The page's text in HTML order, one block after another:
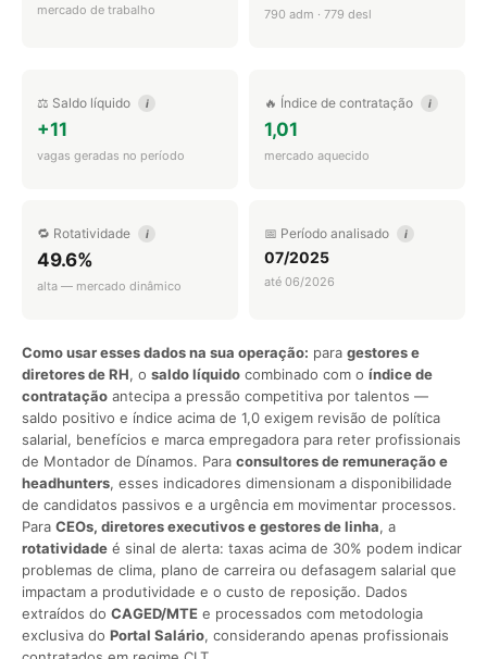
mercado de trabalho 790 adm · 779 desl
⚖️ Saldo líquido i
+11
vagas geradas no período
🔥 Índice de contratação i
1,01
mercado aquecido
🔁 Rotatividade i
49.6%
alta — mercado dinâmico
📅 Período analisado i
07/2025
até 06/2026
Como usar esses dados na sua operação: para gestores e
diretores de RH, o saldo líquido combinado com o índice de
contratação antecipa a pressão competitiva por talentos —
saldo positivo e índice acima de 1,0 exigem revisão de política
salarial, benefícios e marca empregadora para reter profissionais
de Montador de Dínamos. Para consultores de remuneração e
headhunters, esses indicadores dimensionam a disponibilidade
de candidatos passivos e a urgência em movimentar processos.
Para CEOs, diretores executivos e gestores de linha, a
rotatividade é sinal de alerta: taxas acima de 30% podem indicar
problemas de clima, plano de carreira ou defasagem salarial que
impactam a produtividade e o custo de reposição. Dados
extraídos do CAGED/MTE e processados com metodologia
exclusiva do Portal Salário, considerando apenas profissionais